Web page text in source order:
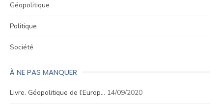
Géopolitique
Politique
Société
À NE PAS MANQUER
Livre. Géopolitique de l’Europ… 14/09/2020